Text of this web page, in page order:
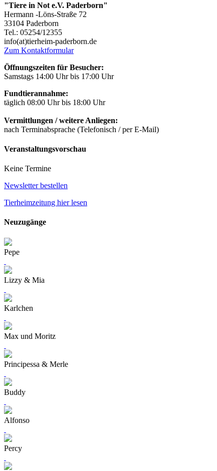
"Tiere in Not e.V. Paderborn"
Hermann -Löns-Straße 72
33104 Paderborn
Tel.: 05254/12355
info(at)tierheim-paderborn.de
Zum Kontaktformular
Öffnungszeiten für Besucher:
Samstags 14:00 Uhr bis 17:00 Uhr
Fundtierannahme:
täglich 08:00 Uhr bis 18:00 Uhr
Vermittlungen / weitere Anliegen:
nach Terminabsprache (Telefonisch / per E-Mail)
Veranstaltungsvorschau
Keine Termine
Newsletter bestellen
Tierheimzeitung hier lesen
Neuzugänge
Pepe
Lizzy & Mia
Karlchen
Max und Moritz
Principessa & Merle
Buddy
Alfonso
Percy